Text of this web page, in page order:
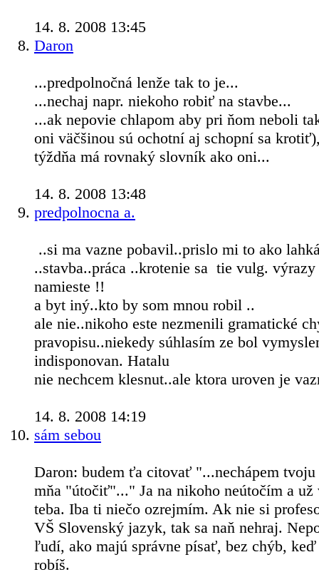
14. 8. 2008 13:45
Daron
...predpolnočná lenže tak to je...
...nechaj napr. niekoho robiť na stavbe...
...ak nepovie chlapom aby pri ňom neboli
oni väčšinou sú ochotní aj schopní sa
týždňa má rovnaký slovník ako oni...
14. 8. 2008 13:48
predpolnocna a.
..si ma vazne pobavil..prislo mi to ako
..stavba..práca ..krotenie sa tie vulg.
namieste !!
a byt iný..kto by som mnou robil ..
ale nie..nikoho este nezmenili gramatické
pravopisu..niekedy súhlasím ze bol
indisponovan. Hatalu
nie nechcem klesnut..ale ktora uroven je
14. 8. 2008 14:19
sám sebou
Daron: budem ťa citovať "...nechápem tvoju
mňa "útočiť"..." Ja na nikoho neútočím a už
teba. Iba ti niečo ozrejmím. Ak nie si
VŠ Slovenský jazyk, tak sa naň nehraj.
ľudí, ako majú správne písať, bez chýb,
robíš.